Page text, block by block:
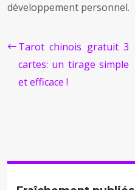
développement personnel.
Tarot chinois gratuit 3
cartes: un tirage simple
et efficace !